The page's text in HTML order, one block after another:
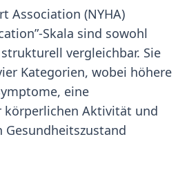
Association (NYHA)
Skala sind sowohl
vergleichbar. Sie
Kategorien, wobei höhere
eine
körperlichen Aktivität und
Gesundheitszustand